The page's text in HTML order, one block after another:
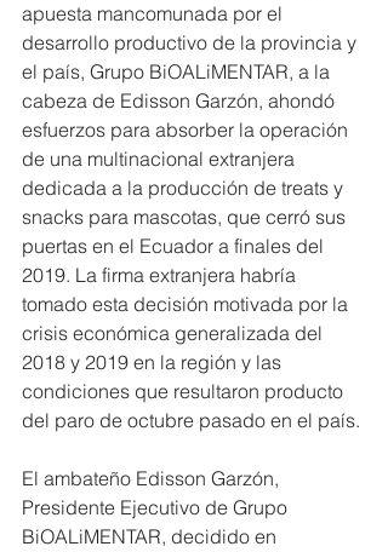
apuesta mancomunada por el
desarrollo productivo de la provincia y
el país, Grupo BiOALiMENTAR, a la
cabeza de Edisson Garzón, ahondó
esfuerzos para absorber la operación
de una multinacional extranjera
dedicada a la producción de treats y
snacks para mascotas, que cerró sus
puertas en el Ecuador a finales del
2019. La firma extranjera habría
tomado esta decisión motivada por la
crisis económica generalizada del
2018 y 2019 en la región y las
condiciones que resultaron producto
del paro de octubre pasado en el país.
El ambateño Edisson Garzón,
Presidente Ejecutivo de Grupo
BiOALiMENTAR, decidido en